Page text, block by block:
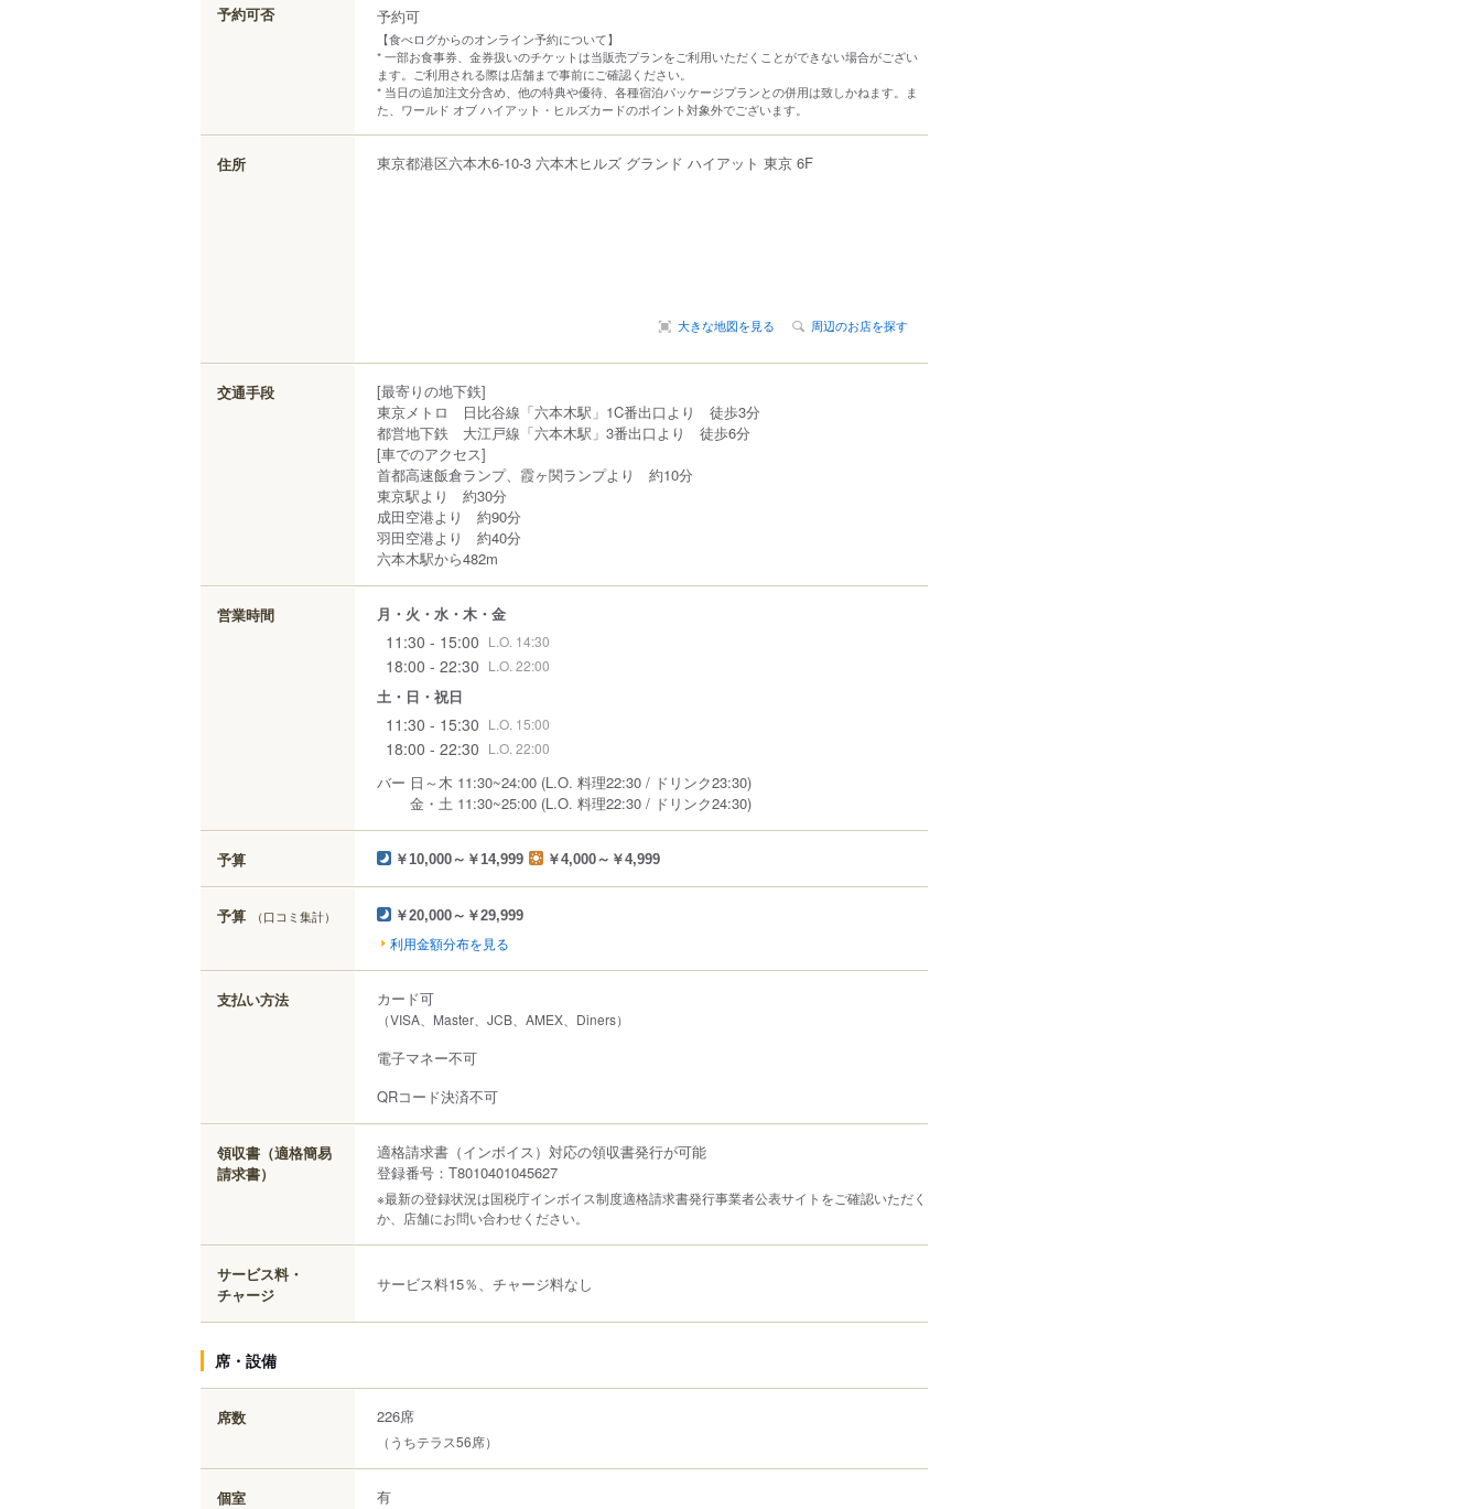
予約可否 予約可
【食べログからのオンライン予約について】
* 一部お食事券、金券扱いのチケットは当販売プランをご利用いただくことができない場合がござい
ます。ご利用される際は店舗まで事前にご確認ください。
* 当日の追加注文分含め、他の特典や優待、各種宿泊パッケージプランとの併用は致しかねます。ま
た、ワールド オブ ハイアット・ヒルズカードのポイント対象外でございます。
住所 東京都港区六本木6-10-3 六本木ヒルズ グランド ハイアット 東京 6F
大きな地図を見る 周辺のお店を探す
交通手段
[最寄りの地下鉄]
東京メトロ 日比谷線「六本木駅」1C番出口より 徒歩3分
都営地下鉄 大江戸線「六本木駅」3番出口より 徒歩6分
[車でのアクセス]
首都高速飯倉ランプ、霞ヶ関ランプより 約10分
東京駅より 約30分
成田空港より 約90分
羽田空港より 約40分
六本木駅から482m
営業時間 月・火・水・木・金
11:30 - 15:00 L.O. 14:30
18:00 - 22:30 L.O. 22:00
土・日・祝日
11:30 - 15:30 L.O. 15:00
18:00 - 22:30 L.O. 22:00
バー 日～木 11:30~24:00 (L.O. 料理22:30 / ドリンク23:30)
金・土 11:30~25:00 (L.O. 料理22:30 / ドリンク24:30)
予算 ￥10,000～￥14,999 ￥4,000～￥4,999
予算 （口コミ集計） ￥20,000～￥29,999
利用金額分布を見る
支払い方法 カード可
（VISA、Master、JCB、AMEX、Diners）
電子マネー不可
QRコード決済不可
領収書（適格簡易
請求書）
適格請求書（インボイス）対応の領収書発行が可能
登録番号：T8010401045627
※最新の登録状況は国税庁インボイス制度適格請求書発行事業者公表サイトをご確認いただく
か、店舗にお問い合わせください。
サービス料・
チャージ
サービス料15％、チャージ料なし
席・設備
席数 226席
（うちテラス56席）
個室 有